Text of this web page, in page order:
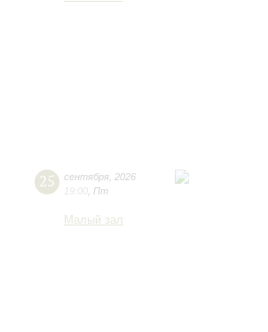
25 сентября 2026
19:00 Пт
Малый зал